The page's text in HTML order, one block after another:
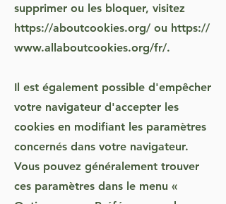
supprimer ou les bloquer, visitez
https://aboutcookies.org/ ou https://
www.allaboutcookies.org/fr/.
Il est également possible d'empêcher
votre navigateur d'accepter les
cookies en modifiant les paramètres
concernés dans votre navigateur.
Vous pouvez généralement trouver
ces paramètres dans le menu «